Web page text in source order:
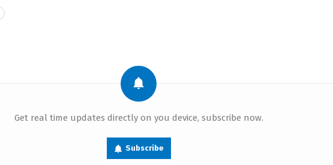
Get real time updates directly on you device, subscribe now.
Subscribe